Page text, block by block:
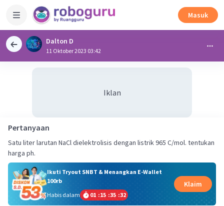
Masuk
Dalton D
11 Oktober 2023 03:42
Iklan
Pertanyaan
Satu liter larutan NaCl dielektrolisis dengan listrik 965 C/mol. tentukan
harga ph.
Ikuti Tryout SNBT & Menangkan E-Wallet
100rb
Habis dalam
01 :15 :35 :31
Klaim